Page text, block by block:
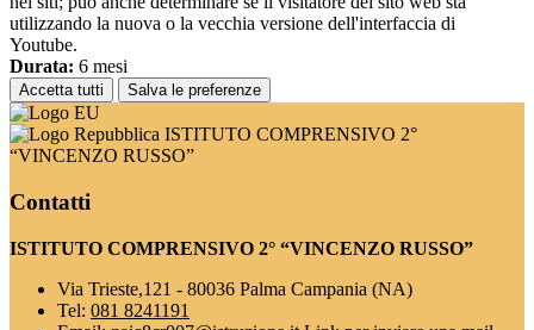
utilizzando la nuova o la vecchia versione dell'interfaccia di
Youtube.
Durata: 6 mesi
Accetta tutti Salva le preferenze
ISTITUTO COMPRENSIVO 2°
“VINCENZO RUSSO”
Contatti
ISTITUTO COMPRENSIVO 2° “VINCENZO RUSSO”
Via Trieste,121 - 80036 Palma Campania (NA)
Tel: 081 8241191